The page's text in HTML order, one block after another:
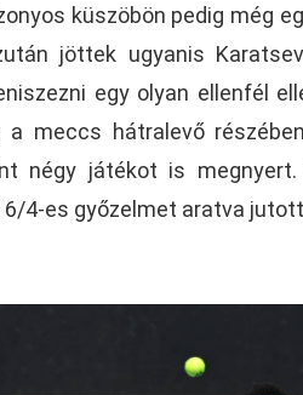
küszöbön pedig még
jöttek ugyanis
egy olyan ellenfél
a meccs hátralevő
négy játékot is
4-es győzelmet aratva